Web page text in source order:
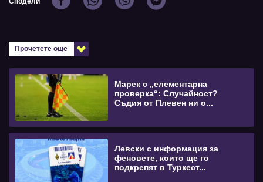
Прочетете още
Марек с „елементарна
проверка“: Случайност?
Съдия от Плевен ни о...
Левски с информация за
феновете, които ще го
подкрепят в Туркест...